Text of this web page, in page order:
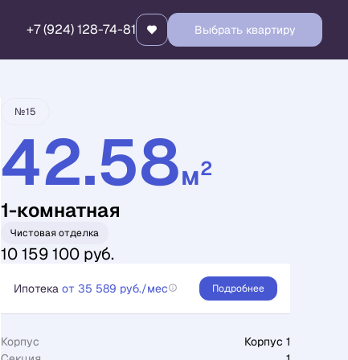
+7 (924) 128-74-81 Выбрать квартиру
Забронировать
№15
42.58м2
1-комнатная
Чистовая отделка
10 159 100 руб.
Ипотека от 35 589 руб./мес Подробнее
Корпус
Корпус 1